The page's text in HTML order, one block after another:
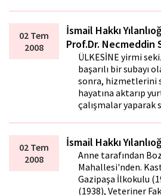
02 Tem
2008
İsmail Hakkı
Prof.Dr. Necmeddin
ÜLKESİNE yirmi
başarılı bir subayı
sonra, hizmetlerini
hayatına aktarıp
çalışmalar yaparak
02 Tem
2008
İsmail Hakkı
Anne tarafından
Mahallesi'nden.
Gazipaşa İlkokulu
(1938), Veteriner